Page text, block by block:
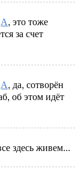
, это тоже
за счет
, да, сотворён
об этом идёт
здесь живем...